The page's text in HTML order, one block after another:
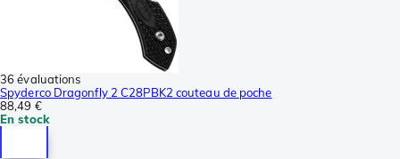
36 évaluations
Spyderco Dragonfly 2 C28PBK2 couteau de poche
88,49 €
En stock